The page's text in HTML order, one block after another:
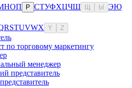
НОП Р СТУФХЦЧШ Ы ЭЮ
RSTUVWX Y Z
по торговому маркетингу
менеджер
представитель